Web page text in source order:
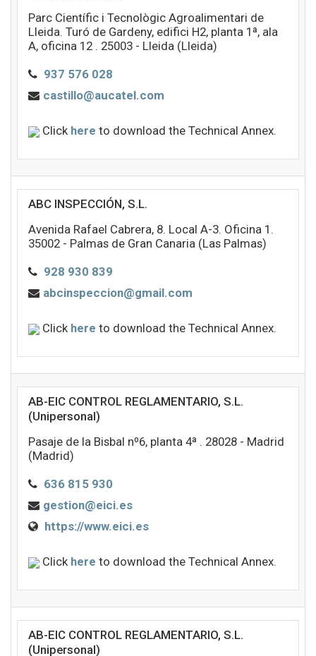
Parc Científic i Tecnològic Agroalimentari de
Lleida. Turó de Gardeny, edifici H2, planta 1ª, ala
A, oficina 12 . 25003 - Lleida (Lleida)
937 576 028
castillo@aucatel.com
Click here to download the Technical Annex.
ABC INSPECCIÓN, S.L.
Avenida Rafael Cabrera, 8. Local A-3. Oficina 1.
35002 - Palmas de Gran Canaria (Las Palmas)
928 930 839
abcinspeccion@gmail.com
Click here to download the Technical Annex.
AB-EIC CONTROL REGLAMENTARIO, S.L.
(Unipersonal)
Pasaje de la Bisbal nº6, planta 4ª . 28028 - Madrid
(Madrid)
636 815 930
gestion@eici.es
https://www.eici.es
Click here to download the Technical Annex.
AB-EIC CONTROL REGLAMENTARIO, S.L.
(Unipersonal)